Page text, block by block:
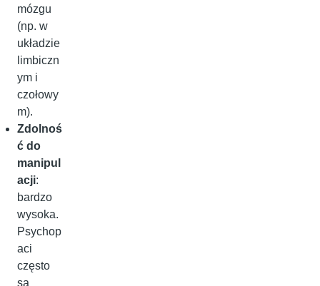
mózgu
(np. w
układzie
limbiczn
ym i
czołowy
m).
Zdolnoś
ć do
manipul
acji:
bardzo
wysoka.
Psychop
aci
często
są